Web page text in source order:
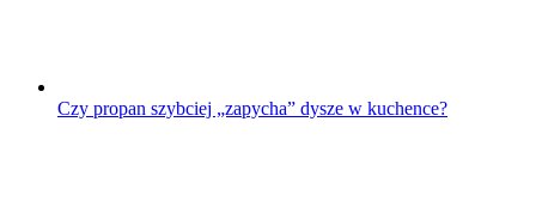
Czy propan szybciej „zapycha” dysze w kuchence?